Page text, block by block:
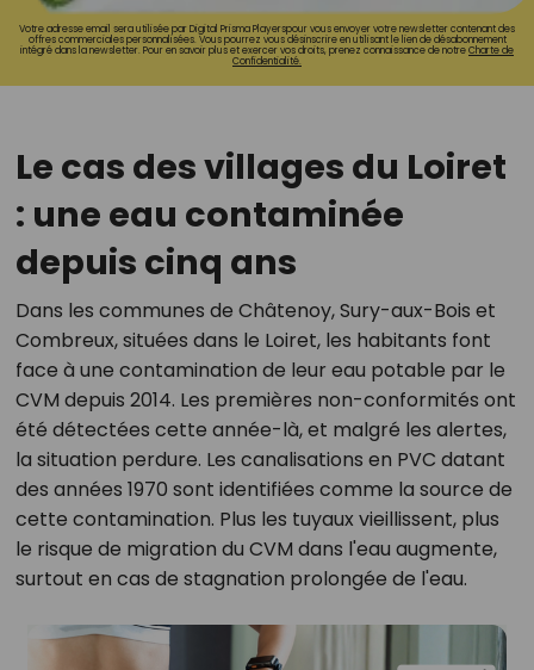
Votre adresse email sera utilisée par Digital Prisma Playerspour vous envoyer votre newsletter contenant des
offres commerciales personnalisées. Vous pourrez vous désinscrire en utilisant le lien de désabonnement
intégré dans la newsletter. Pour en savoir plus et exercer vos droits, prenez connaissance de notreCharte de
Confidentialité.
Le cas des villages du Loiret
: une eau contaminée
depuis cinq ans
Dans les communes de Châtenoy, Sury-aux-Bois et
Combreux, situées dans le Loiret, les habitants font
face à une contamination de leur eau potable par le
CVM depuis 2014. Les premières non-conformités ont
été détectées cette année-là, et malgré les alertes,
la situation perdure. Les canalisations en PVC datant
des années 1970 sont identifiées comme la source de
cette contamination. Plus les tuyaux vieillissent, plus
le risque de migration du CVM dans l'eau augmente,
surtout en cas de stagnation prolongée de l'eau.